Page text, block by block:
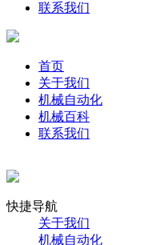
联系我们
首页
关于我们
机械自动化
机械百科
联系我们
快捷导航
关于我们
机械自动化